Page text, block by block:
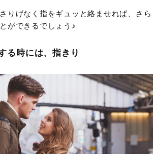
りげなく指をギュッと絡ませれば、さら
ができるでしょう♪
る時には、指きり